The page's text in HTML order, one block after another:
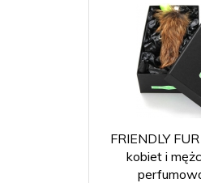
FRIENDLY
kobiet i